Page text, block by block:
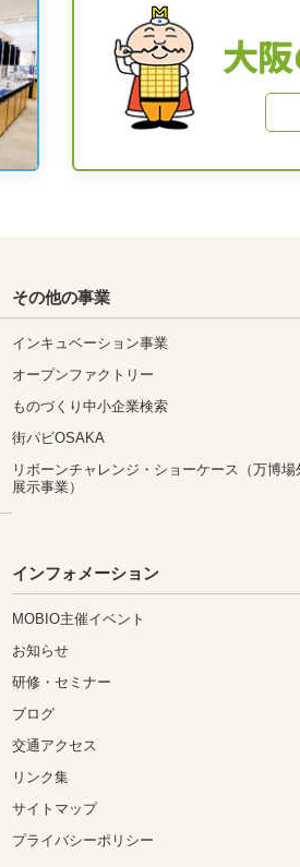
大
その他の事業
インキュベーション事業
オープンファクトリー
ものづくり中小企業検索
街パビOSAKA
リボーンチャレンジ・ショーケース（万博場
展示事業）
インフォメーション
MOBIO主催イベント
お知らせ
研修・セミナー
ブログ
交通アクセス
リンク集
サイトマップ
プライバシーポリシー